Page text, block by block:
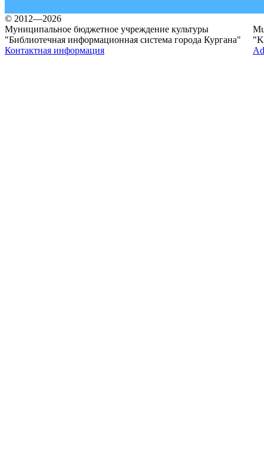
© 2012—2026
Муниципальное бюджетное учреждение культуры
"Библиотечная информационная система города Кургана"
Контактная информация